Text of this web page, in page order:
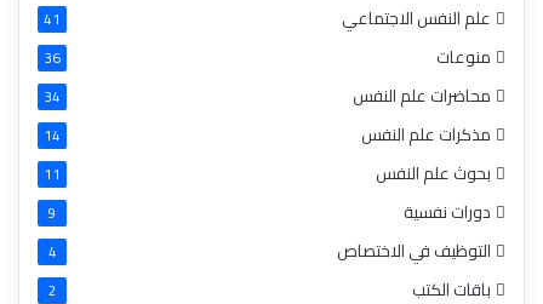
علم النفس الاجتماعي 41
منوعات 36
محاضرات علم النفس 34
مذكرات علم النفس 14
بحوث علم النفس 11
دورات نفسية 9
التوظيف في الاختصاص 4
باقات الكتب 2